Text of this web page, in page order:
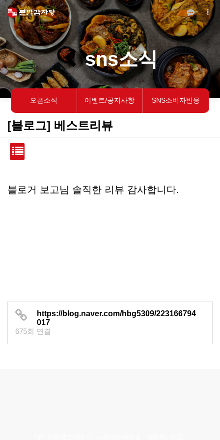
오픈소식 이벤트/공지사항 SNS소비자반응
sns소식
[블로그] 베스트리뷰
블로거 보고님 솔직한 리뷰 감사합니다.
https://blog.naver.com/hbg5309/223166794
017
675회 연결